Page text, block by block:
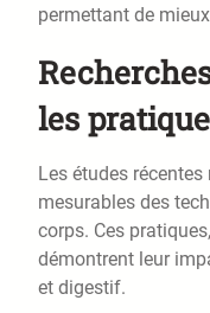
permettant de
les
Les études
mesurables des
corps. Ces
démontrent leur
et digestif.